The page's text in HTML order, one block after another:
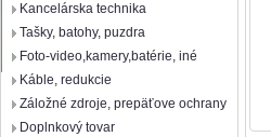
Kancelárska technika
Tašky, batohy, puzdra
Foto-video,kamery,batérie, iné
Káble, redukcie
Záložné zdroje, prepäťove ochrany
Doplnkový tovar